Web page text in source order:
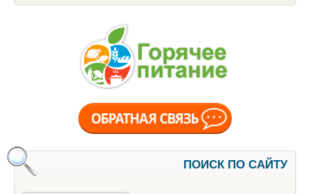
ПОИСК ПО САЙТУ
Поиск